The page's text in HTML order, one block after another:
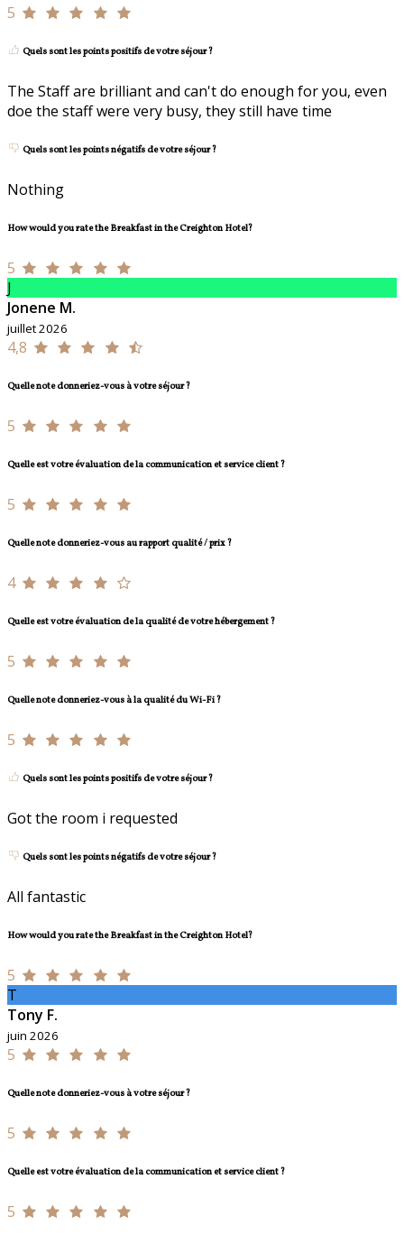
5
Quels sont les points positifs de votre séjour ?
The Staff are brilliant and can't do enough for you, even
doe the staff were very busy, they still have time
Quels sont les points négatifs de votre séjour ?
Nothing
How would you rate the Breakfast in the Creighton Hotel?
5
J
Jonene M.
juillet 2026
4,8
Quelle note donneriez-vous à votre séjour ?
5
Quelle est votre évaluation de la communication et service client ?
5
Quelle note donneriez-vous au rapport qualité / prix ?
4
Quelle est votre évaluation de la qualité de votre hébergement ?
5
Quelle note donneriez-vous à la qualité du Wi-Fi ?
5
Quels sont les points positifs de votre séjour ?
Got the room i requested
Quels sont les points négatifs de votre séjour ?
All fantastic
How would you rate the Breakfast in the Creighton Hotel?
5
T
Tony F.
juin 2026
5
Quelle note donneriez-vous à votre séjour ?
5
Quelle est votre évaluation de la communication et service client ?
5